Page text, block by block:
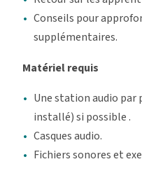
Conseils pour
supplémentaires.
Matériel requis
Une station audio par
installé) si possible .
Casques audio.
Fichiers sonores et